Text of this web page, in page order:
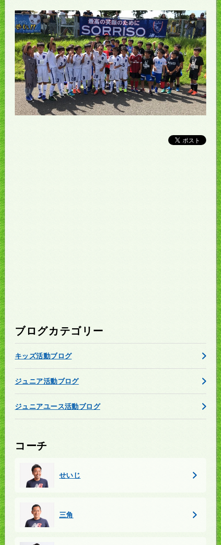
ブログカテゴリー
キッズ活動ブログ
ジュニア活動ブログ
ジュニアユース活動ブログ
コーチ
せいじ
三角